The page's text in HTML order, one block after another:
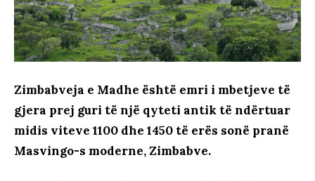
Zimbabveja e Madhe është emri i mbetjeve të
gjera prej guri të një qyteti antik të ndërtuar
midis viteve 1100 dhe 1450 të erës sonë pranë
Masvingo-s moderne, Zimbabve.